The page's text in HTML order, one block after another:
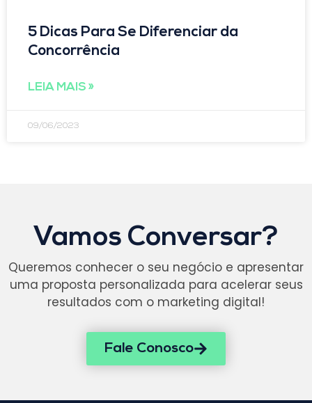
5 Dicas Para Se Diferenciar da
Concorrência
LEIA MAIS »
09/06/2023
Vamos Conversar?
Queremos conhecer o seu negócio e apresentar
uma proposta personalizada para acelerar seus
resultados com o marketing digital!
Fale Conosco